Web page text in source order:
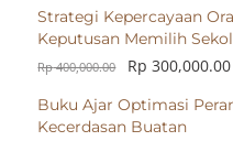
Strategi Kepercayaan
Keputusan Memilih
Rp400,000.00 Rp 300,000.00
Buku Ajar Optimasi
Kecerdasan Buatan